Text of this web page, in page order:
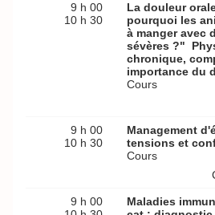
9 h 00
10 h 30
La douleur
pourquoi les
à manger avec
sévères ?"
chronique,
importance du
Cours
9 h 00
10 h 30
Management
tensions et
Cours
9 h 00
Maladies